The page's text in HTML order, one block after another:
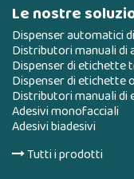
Le nostre
Dispenser automatici
Distributori manuali di
Dispenser di etichette
Dispenser di etichette
Distributori manuali di
Adesivi monofacciali
Adesivi biadesivi
Tutti i prodotti